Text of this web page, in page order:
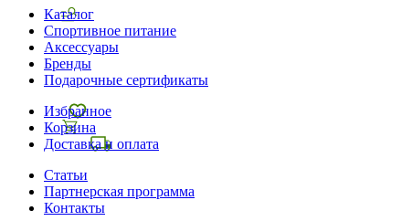
Каталог
Спортивное питание
Аксессуары
Бренды
Подарочные сертификаты
Избранное
Корзина
Доставка и оплата
Статьи
Партнерская программа
Контакты